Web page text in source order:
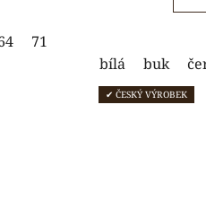
71
bílá buk
✔ ČESKÝ VÝROBEK